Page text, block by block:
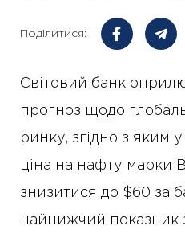
Поділитися:
Світовий банк
прогноз щодо
ринку, згідно з яким
ціна на нафту марки
знизитися до $60 за
найнижчий показник